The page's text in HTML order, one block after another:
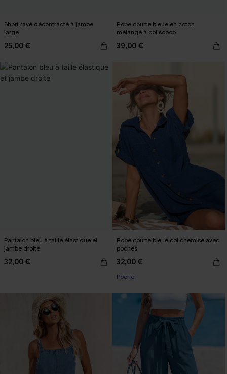
Short rayé décontracté à jambe
large
25,00 €
Robe courte bleue en coton
mélangé à col scoop
39,00 €
Pantalon bleu à taille élastique et
jambe droite
32,00 €
Robe courte bleue col chemise avec
poches
32,00 €
Poche